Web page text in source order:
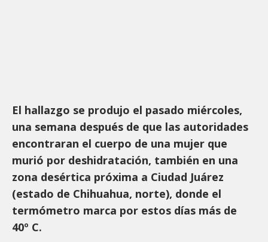
El hallazgo se produjo el pasado miércoles,
una semana después de que las autoridades
encontraran el cuerpo de una mujer que
murió por deshidratación, también en una
zona desértica próxima a Ciudad Juárez
(estado de Chihuahua, norte), donde el
termómetro marca por estos días más de
40º C.